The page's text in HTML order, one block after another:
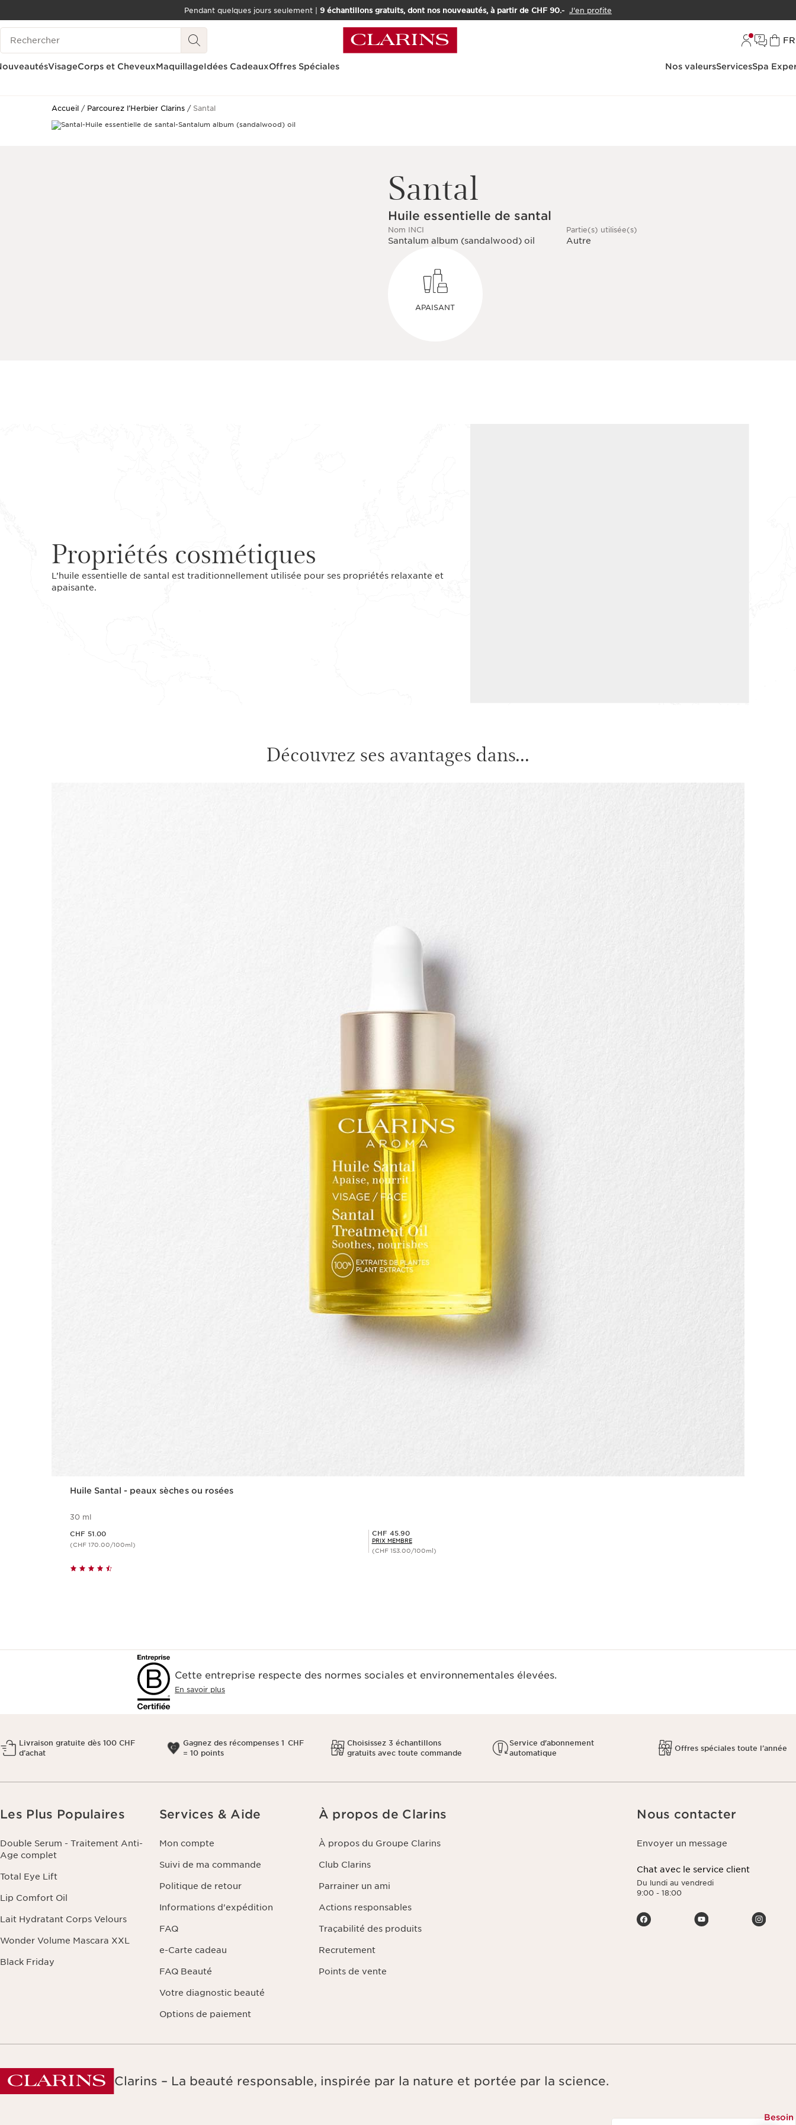
ALLER AU CONTENU
ALLER AU PIED DE PAGE
OUTIL D'ACCESSIBILITÉ
Pendant quelques jours seulement | 9 échantillons gratuits, dont nos nouveautés, à partir de CHF 90.- J'en profite
Historique des recherches
FR
VisageCorps et CheveuxMaquillageIdées CadeauxOffres Spéciales Nos valeursServicesSpa
Accueil Parcourez l’Herbier Clarins Santal
Santal
Huile essentielle de santal
Nom INCI
Santalum album (sandalwood) oil
Partie(s) utilisée(s)
Autre
APAISANT
Propriétés cosmétiques
L’huile essentielle de santal est traditionnellement utilisée pour ses propriétés relaxante et
apaisante.
Découvrez ses avantages dans...
Huile Santal - peaux sèches ou rosées
30 ml
CHF 51.00
(CHF 170.00/100ml)
Prix Sérénité CHF 45.90
CHF 45.90
PRIX MEMBRE
(CHF 153.00/100ml)
Cette entreprise respecte des normes sociales et environnementales élevées.
En savoir plus
Livraison gratuite dès 100 CHF
d’achat
Gagnez des récompenses 1 CHF
= 10 points
Choisissez 3 échantillons
gratuits avec toute commande
Service d'abonnement
automatique
Offres spéciales toute l’année
Les Plus Populaires
Double Serum - Traitement Anti-
Age complet
Total Eye Lift
Lip Comfort Oil
Lait Hydratant Corps Velours
Wonder Volume Mascara XXL
Black Friday
Services & Aide
Mon compte
Suivi de ma commande
Politique de retour
Informations d'expédition
FAQ
e-Carte cadeau
FAQ Beauté
Votre diagnostic beauté
Options de paiement
À propos de Clarins
À propos du Groupe Clarins
Club Clarins
Parrainer un ami
Actions responsables
Traçabilité des produits
Recrutement
Points de vente
Nous contacter
Envoyer un message
Chat avec le service client
Du lundi au vendredi
9:00 - 18:00
Clarins – La beauté responsable, inspirée par la nature et portée par la science.
Naviguer vers Besoin